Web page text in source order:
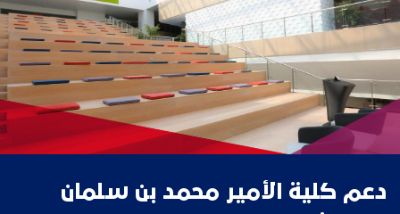
دعم كلية الأمير محمد بن سلمان